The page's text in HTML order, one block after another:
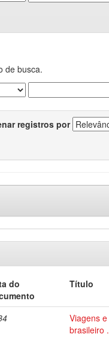
de busca.
registros por
do
Título
Viagens
brasileiro